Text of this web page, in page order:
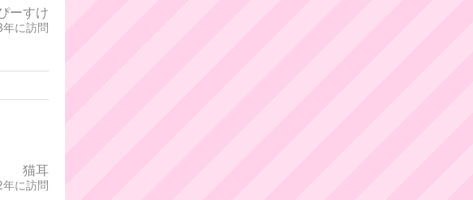
ーすけ
に訪問
猫耳
に訪問